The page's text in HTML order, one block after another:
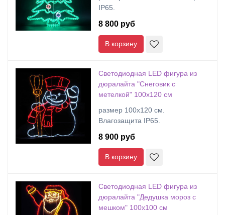
IP65.
8 800 руб
В корзину
Светодиодная LED фигура из
дюралайта "Снеговик с
метелкой" 100х120 см
размер 100х120 см.
Влагозащита IP65.
8 900 руб
В корзину
Светодиодная LED фигура из
дюралайта "Дедушка мороз с
мешком" 100х100 см